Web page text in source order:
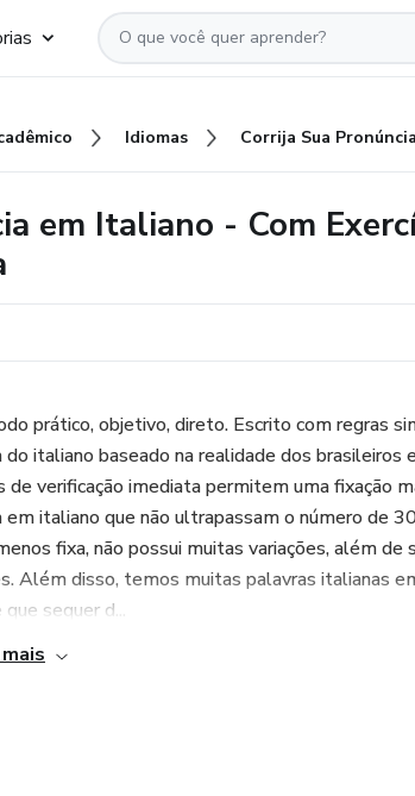
Idiomas
em Italiano - Com
prático, objetivo, direto. Escrito com regras
do italiano baseado na realidade dos brasileiros
de verificação imediata permitem uma fixação
em italiano que não ultrapassam o número de
fixa, não possui muitas variações, além
Além disso, temos muitas palavras italianas
sequer d...